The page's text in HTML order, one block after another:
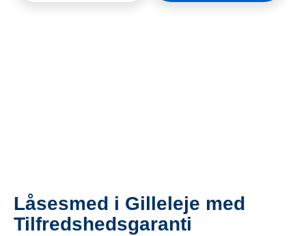
Låsesmed i Gilleleje med
Tilfredshedsgaranti